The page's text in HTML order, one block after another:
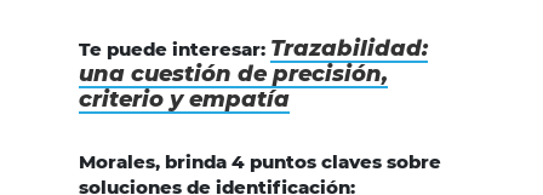
Te puede interesar: Trazabilidad:
una cuestión de precisión,
criterio y empatía
Morales, brinda 4 puntos claves sobre
soluciones de identificación: